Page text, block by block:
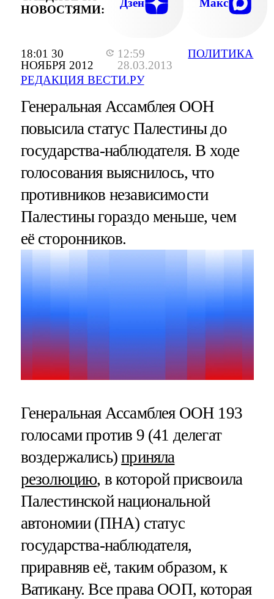
18:01 30
НОЯБРЯ 2012
12:59
28.03.2013
РЕДАКЦИЯ ВЕСТИ.РУ
ПОЛИТИКА
НОВОСТЯМИ:
Дзен Макс
Генеральная Ассамблея ООН
повысила статус Палестины до
государства-наблюдателя. В ходе
голосования выяснилось, что
противников независимости
Палестины гораздо меньше, чем
её сторонников.
Генеральная Ассамблея ООН 193
голосами против 9 (41 делегат
воздержались)приняла
резолюцию, в которой присвоила
Палестинской национальной
автономии (ПНА) статус
государства-наблюдателя,
приравняв её, таким образом, к
Ватикану. Все права ООП, которая